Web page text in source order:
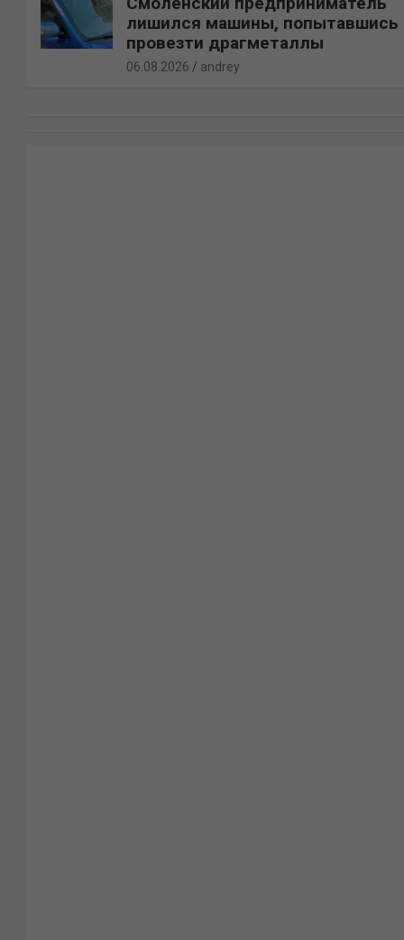
лишился машины, попытавшись
провезти драгметаллы
06.08.2026 andrey